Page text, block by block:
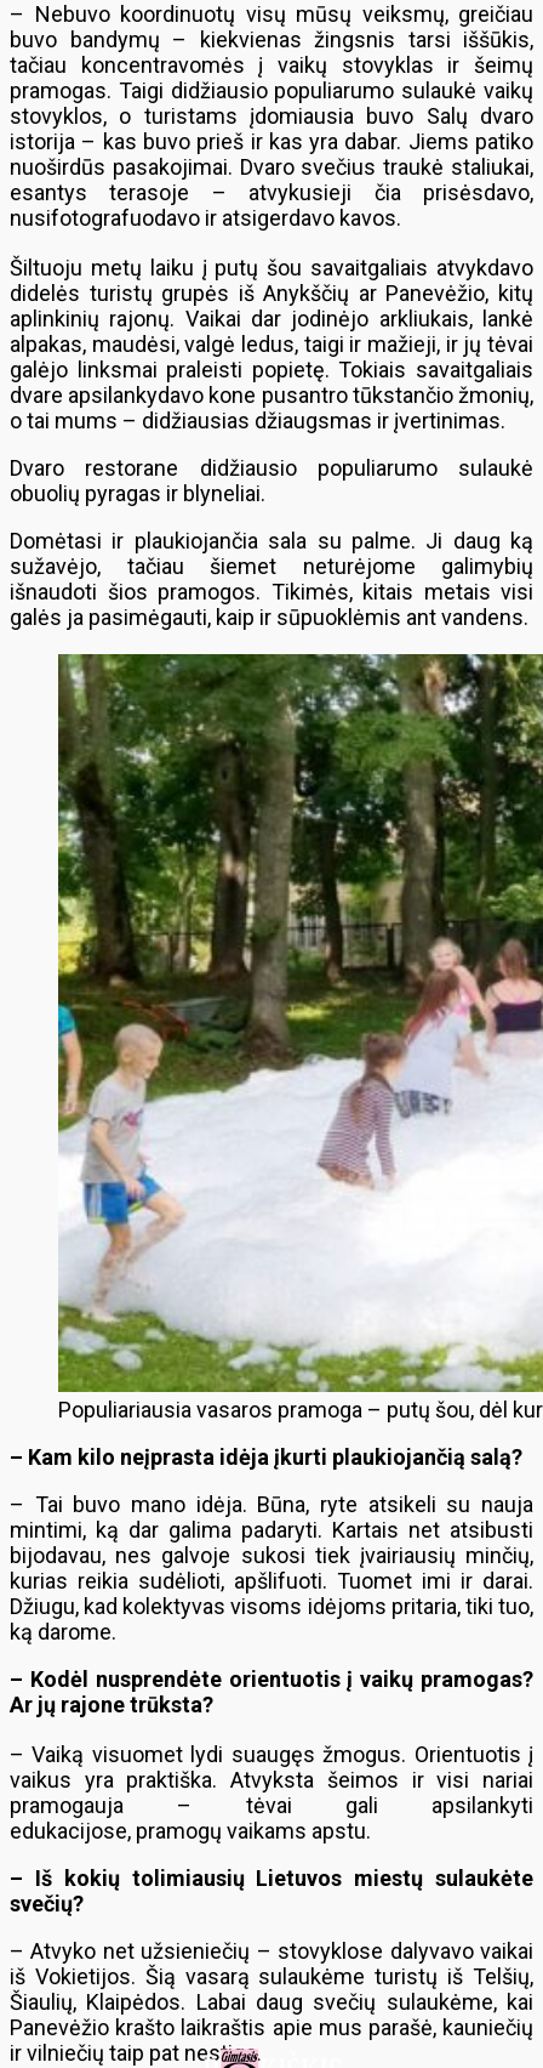
– Nebuvo koordinuotų visų mūsų veiksmų, greičiau
buvo bandymų – kiekvienas žingsnis tarsi iššūkis,
tačiau koncentravomės į vaikų stovyklas ir šeimų
pramogas. Taigi didžiausio populiarumo sulaukė vaikų
stovyklos, o turistams įdomiausia buvo Salų dvaro
istorija – kas buvo prieš ir kas yra dabar. Jiems patiko
nuoširdūs pasakojimai. Dvaro svečius traukė staliukai,
esantys terasoje – atvykusieji čia prisėsdavo,
nusifotografuodavo ir atsigerdavo kavos.
Šiltuoju metų laiku į putų šou savaitgaliais atvykdavo
didelės turistų grupės iš Anykščių ar Panevėžio, kitų
aplinkinių rajonų. Vaikai dar jodinėjo arkliukais, lankė
alpakas, maudėsi, valgė ledus, taigi ir mažieji, ir jų tėvai
galėjo linksmai praleisti popietę. Tokiais savaitgaliais
dvare apsilankydavo kone pusantro tūkstančio žmonių,
o tai mums – didžiausias džiaugsmas ir įvertinimas.
Dvaro restorane didžiausio populiarumo sulaukė
obuolių pyragas ir blyneliai.
Domėtasi ir plaukiojančia sala su palme. Ji daug ką
sužavėjo, tačiau šiemet neturėjome galimybių
išnaudoti šios pramogos. Tikimės, kitais metais visi
galės ja pasimėgauti, kaip ir sūpuoklėmis ant vandens.
Populiariausia vasaros pramoga – putų šou, dėl
– Kam kilo neįprasta idėja įkurti plaukiojančią salą?
– Tai buvo mano idėja. Būna, ryte atsikeli su nauja
mintimi, ką dar galima padaryti. Kartais net atsibusti
bijodavau, nes galvoje sukosi tiek įvairiausių minčių,
kurias reikia sudėlioti, apšlifuoti. Tuomet imi ir darai.
Džiugu, kad kolektyvas visoms idėjoms pritaria, tiki tuo,
ką darome.
– Kodėl nusprendėte orientuotis į vaikų pramogas?
Ar jų rajone trūksta?
– Vaiką visuomet lydi suaugęs žmogus. Orientuotis į
vaikus yra praktiška. Atvyksta šeimos ir visi nariai
pramogauja – tėvai gali apsilankyti
edukacijose, pramogų vaikams apstu.
– Iš kokių tolimiausių Lietuvos miestų sulaukėte
svečių?
– Atvyko net užsieniečių – stovyklose dalyvavo vaikai
iš Vokietijos. Šią vasarą sulaukėme turistų iš Telšių,
Šiaulių, Klaipėdos. Labai daug svečių sulaukėme, kai
Panevėžio krašto laikraštis apie mus parašė, kauniečių
ir vilniečių taip pat nestigo.